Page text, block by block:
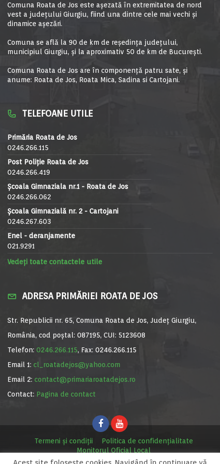
Comuna Roata de Jos este aşezată în extremitatea de nord
vest a judeţului Giurgiu, fiind una dintre cele mai vechi şi
dinamice aşezări.
Comuna se află la 90 de km de reşedinţa judeţului,
municipiul Giurgiu, şi la aproximativ 50 de km de Bucureşti.
Comuna Roata de Jos are în componență patru sate, și
anume: Roata de Jos, Roata Mica, Sadina si Cartojani.
TELEFOANE UTILE
Primăria Roata de Jos
0246.266.115
Post Poliție Roata de Jos
0246.266.419
Școala Gimnaziala nr.1 - Roata de Jos
0246.266.062
Școala Gimnazială nr. 2 - Cartojani
0246.267.603
Enel - deranjamente
021.9291
Vedeți toate contactele utile
ADRESA PRIMĂRIEI ROATA DE JOS
Str. Republicii nr. 65, Comuna Roata de Jos, Județ Giurgiu,
România, cod poștal: 087195, CUI: 5123608
Telefon: 0246.266.115, Fax: 0246.266.115
Email 1: cl_roatadejos@yahoo.com
Email 2: contact@primariaroatadejos.ro
Contact: Pagina de contact
Termeni și condiții
Politica de confidențialitate
Monitorul Oficial Local